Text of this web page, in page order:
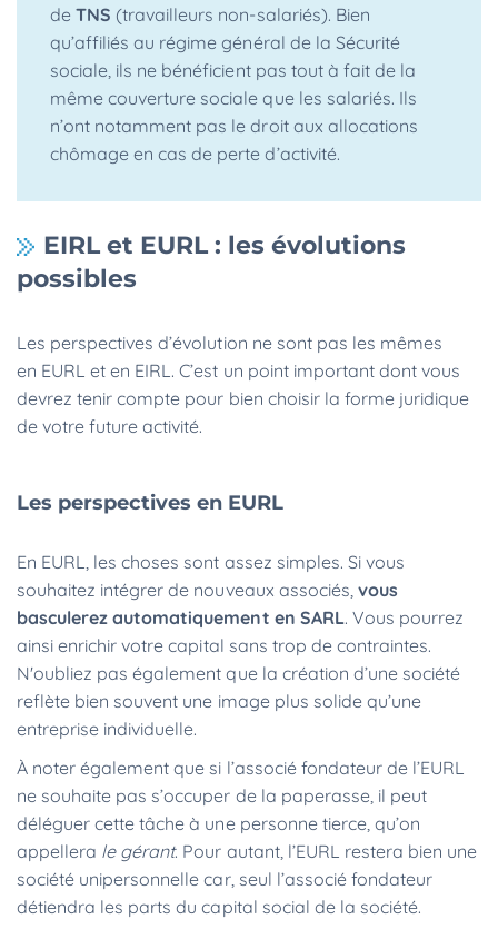
deTNS (travailleurs non-salariés). Bien
qu’affiliés au régime général de la Sécurité
sociale, ils ne bénéficient pas tout à fait de la
même couverture sociale que les salariés. Ils
n’ont notamment pas le droit aux allocations
chômage en cas de perte d’activité.
EIRL et EURL : les évolutions
possibles
Les perspectives d’évolution ne sont pas les mêmes
en EURL et en EIRL. C’est un point important dont vous
devrez tenir compte pour bien choisir la forme juridique
de votre future activité.
Les perspectives en EURL
En EURL, les choses sont assez simples. Si vous
souhaitez intégrer de nouveaux associés, vous
basculerez automatiquement en SARL. Vous pourrez
ainsi enrichir votre capital sans trop de contraintes.
N'oubliez pas également que la création d’une société
reflète bien souvent une image plus solide qu’une
entreprise individuelle.
À noter également que si l’associé fondateur de l’EURL
ne souhaite pas s’occuper de la paperasse, il peut
déléguer cette tâche à une personne tierce, qu’on
appellera le gérant. Pour autant, l’EURL restera bien une
société unipersonnelle car, seul l’associé fondateur
détiendra les parts du capital social de la société.